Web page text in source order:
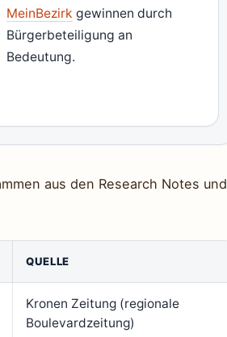
MeinBezirk gewinnen durch
Bürgerbeteiligung an
Bedeutung.
aus den Research Notes und
QUELLE
Kronen Zeitung (regionale
Boulevardzeitung)